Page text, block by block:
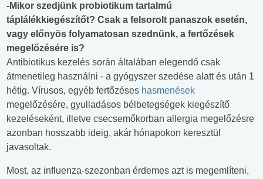
-Mikor szedjünk probiotikum tartalmú
táplálékkiegészítőt? Csak a felsorolt panaszok esetén,
vagy előnyös folyamatosan szednünk, a fertőzések
megelőzésére is?
Antibiotikus kezelés során általában elegendő csak
átmenetileg használni - a gyógyszer szedése alatt és után 1
hétig. Vírusos, egyéb fertőzéses hasmenések
megelőzésére, gyulladásos bélbetegségek kiegészítő
kezeléseként, illetve csecsemőkorban allergia megelőzésre
azonban hosszabb ideig, akár hónapokon keresztül
javasoltak.
Most, az influenza-szezonban érdemes azt is megemlíteni,